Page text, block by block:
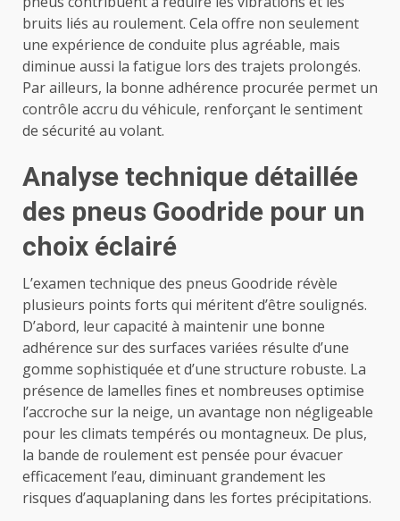
bruits liés au roulement. Cela offre non seulement
une expérience de conduite plus agréable, mais
diminue aussi la fatigue lors des trajets prolongés.
Par ailleurs, la bonne adhérence procurée permet un
contrôle accru du véhicule, renforçant le sentiment
de sécurité au volant.
Analyse technique détaillée
des pneus Goodride pour un
choix éclairé
L’examen technique des pneus Goodride révèle
plusieurs points forts qui méritent d’être soulignés.
D’abord, leur capacité à maintenir une bonne
adhérence sur des surfaces variées résulte d’une
gomme sophistiquée et d’une structure robuste. La
présence de lamelles fines et nombreuses optimise
l’accroche sur la neige, un avantage non négligeable
pour les climats tempérés ou montagneux. De plus,
la bande de roulement est pensée pour évacuer
efficacement l’eau, diminuant grandement les
risques d’aquaplaning dans les fortes précipitations.